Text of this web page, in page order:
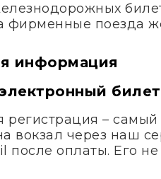
фирменные поезда
информация
регистрация –
вокзал через наш
после оплаты. Его